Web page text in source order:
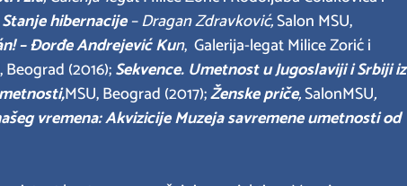
Stanjehibernacije– Dragan Zdravković,Salon MSU,
– Đorđe Andrejević Kun, Galerija-legat Milice Zorić i
Beograd (2016);Sekvence. Umetnost u Jugoslaviji i Srbiji iz
MSU, Beograd (2017);Ženske priče,SalonMSU,
vremena: Akvizicije Muzeja savremene umetnosti od